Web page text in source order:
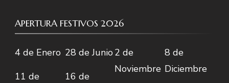
APERTURA FESTIVOS 2026
4 de Enero
11 de
28 de Junio
16 de
2 de
Noviembre
8 de
Diciembre